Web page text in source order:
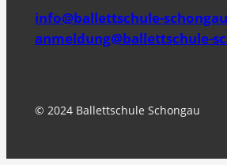
info@ballettschule-
anmeldung@ballettschule-
© 2024 Ballettschule Schongau